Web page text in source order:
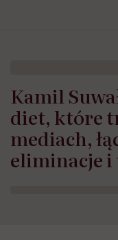
Kamil
diet, które
mediach,
eliminacje i